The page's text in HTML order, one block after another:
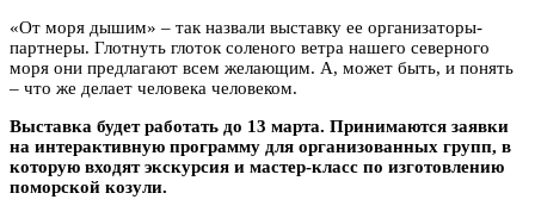
«От моря дышим» – так назвали выставку ее организаторы-
партнеры. Глотнуть глоток соленого ветра нашего северного
моря они предлагают всем желающим. А, может быть, и понять
– что же делает человека человеком.
Выставка будет работать до 13 марта. Принимаются заявки
на интерактивную программу для организованных групп, в
которую входят экскурсия и мастер-класс по изготовлению
поморской козули.